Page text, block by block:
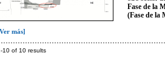
Fase de la
(Fase de la
más]
10 of 10 results